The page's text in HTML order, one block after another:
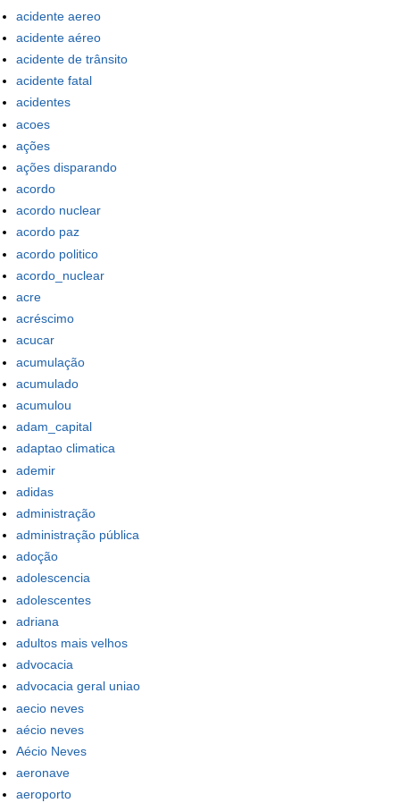
acidente aereo
acidente aéreo
acidente de trânsito
acidente fatal
acidentes
acoes
ações
ações disparando
acordo
acordo nuclear
acordo paz
acordo politico
acordo_nuclear
acre
acréscimo
acucar
acumulação
acumulado
acumulou
adam_capital
adaptao climatica
ademir
adidas
administração
administração pública
adoção
adolescencia
adolescentes
adriana
adultos mais velhos
advocacia
advocacia geral uniao
aecio neves
aécio neves
Aécio Neves
aeronave
aeroporto